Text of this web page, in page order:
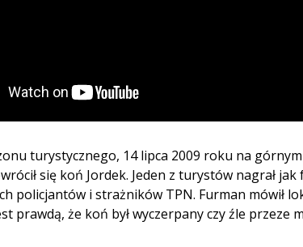
turystycznego, 14 lipca 2009 roku na
się koń Jordek. Jeden z turystów nagrał
policjantów i strażników TPN. Furman mówił
prawdą, że koń był wyczerpany czy źle przeze